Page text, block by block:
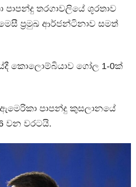
පාපන්දු තරගාවලියේ ශූරතාව
ප්‍රමුඛ ආර්ජන්ටිනාව සමත්
කොලොම්බියාව ගෝල 1-0ක්
පාපන්දු කුසලානයේ
වන වරටයි.